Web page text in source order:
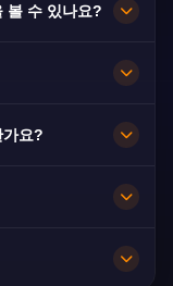
대역폭으로 이
볼 수 있나요?
있습니다.
. 모든 노드가
까운 서버로
요?
그 정책으로 이
프로스의 평균
분합니다.